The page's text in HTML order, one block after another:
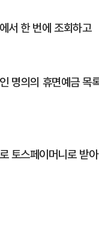
서 한 번에 조회하고
명의의 휴면예금 목
토스페이머니로 받아